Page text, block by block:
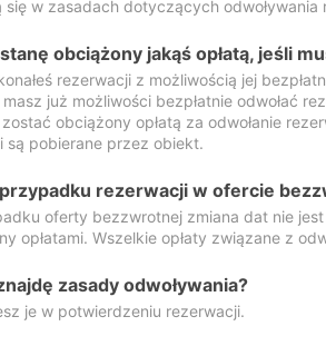
się w zasadach dotyczących odwoływania
obciążony jakąś opłatą, jeśli
rezerwacji z możliwością jej
już możliwości bezpłatnie odwołać
obciążony opłatą za odwołanie
są pobierane przez obiekt.
rezerwacji w ofercie
oferty bezzwrotnej zmiana dat nie
opłatami. Wszelkie opłaty związane z
zasady odwoływania?
je w potwierdzeniu rezerwacji.